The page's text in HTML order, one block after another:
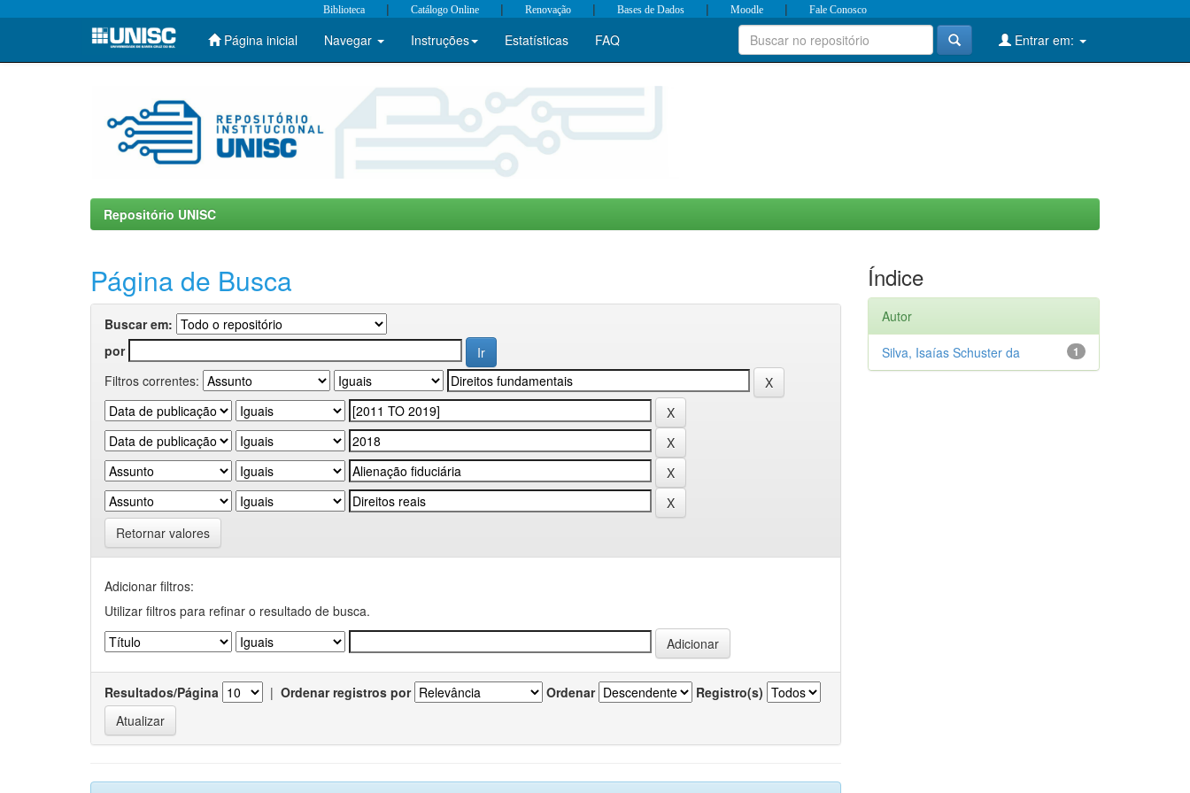
Skip
Biblioteca | Catálogo Online | Renovação | Bases de Dados | Moodle | Fale Conosco
Página inicial Navegar Instruções Estatísticas FAQ Entrar em:
Repositório UNISC
Página de Busca
Buscar em:
por
Filtros correntes:
Retornar valores
Adicionar filtros:
Utilizar filtros para refinar o resultado de busca.
Resultados/Página | Ordenar registros por Ordenar Registro(s)
Índice
Autor
1
Silva, Isaías Schuster da